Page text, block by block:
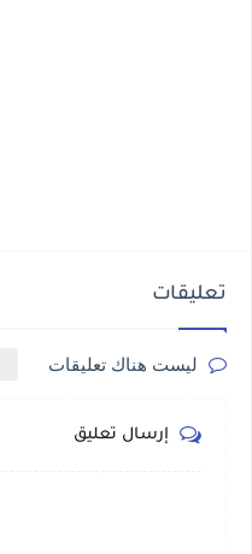
تعليقات
ليست هناك تعليقات
إرسال تعليق